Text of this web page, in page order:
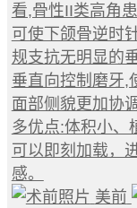
看,骨性II类高角
可使下颌骨逆时
规支抗无明显的
垂直向控制磨牙,
面部侧貌更加协
多优点:体积小、
可以即刻加载，
感。
美前